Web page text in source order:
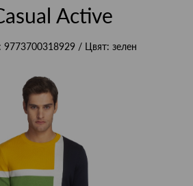
Active
9773700318929 / Цвят: зелен